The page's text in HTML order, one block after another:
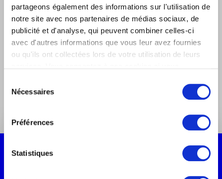
partageons également des informations sur l'utilisation de
notre site avec nos partenaires de médias sociaux, de
publicité et d'analyse, qui peuvent combiner celles-ci
avec d'autres informations que vous leur avez fournies
ou qu'ils ont collectées lors de votre utilisation de leurs
Nécessaires
Préférences
Statistiques
Inscrivez-vous à notre newsletter pour rester
informé de l’actualité d’Oreegami et du marché du
marketing digital.